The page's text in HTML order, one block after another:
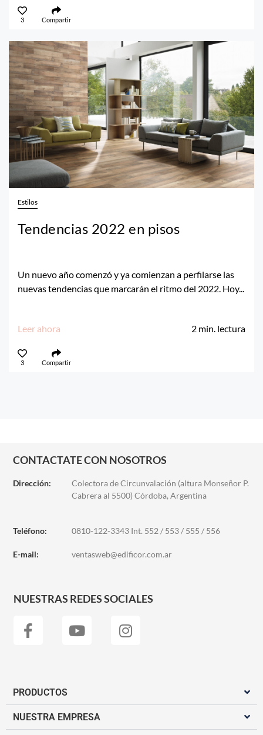
3 Compartir
Estilos
Tendencias 2022 en pisos
Un nuevo año comenzó y ya comienzan a perfilarse las
nuevas tendencias que marcarán el ritmo del 2022. Hoy...
Leer ahora 2 min. lectura
3 Compartir
CONTACTATE CON NOSOTROS
Dirección:
Colectora de Circunvalación (altura Monseñor P.
Cabrera al 5500) Córdoba, Argentina
Teléfono: 0810-122-3343 Int. 552 / 553 / 555 / 556
E-mail: ventasweb@edificor.com.ar
NUESTRAS REDES SOCIALES
PRODUCTOS
NUESTRA EMPRESA